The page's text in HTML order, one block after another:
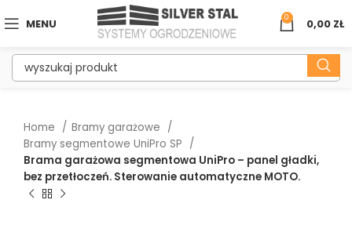
MENU 0 0,00 ZŁ
Home
Bramy garażowe
Bramy segmentowe UniPro SP
Brama garażowa segmentowa UniPro – panel gładki,
bez przetłoczeń. Sterowanie automatyczne MOTO.